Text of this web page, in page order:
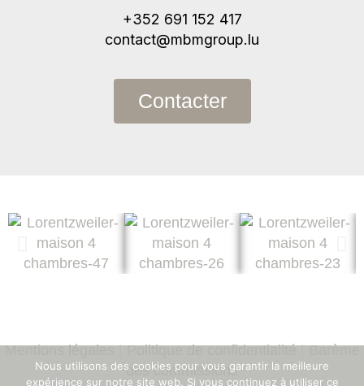
+352 691 152 417
contact@mbmgroup.lu
Contacter
Mentions légales|Politique de confidentialité|Barème
des commissions
Nous utilisons des cookies pour vous garantir la meilleure
expérience sur notre site web. Si vous continuez à utiliser ce